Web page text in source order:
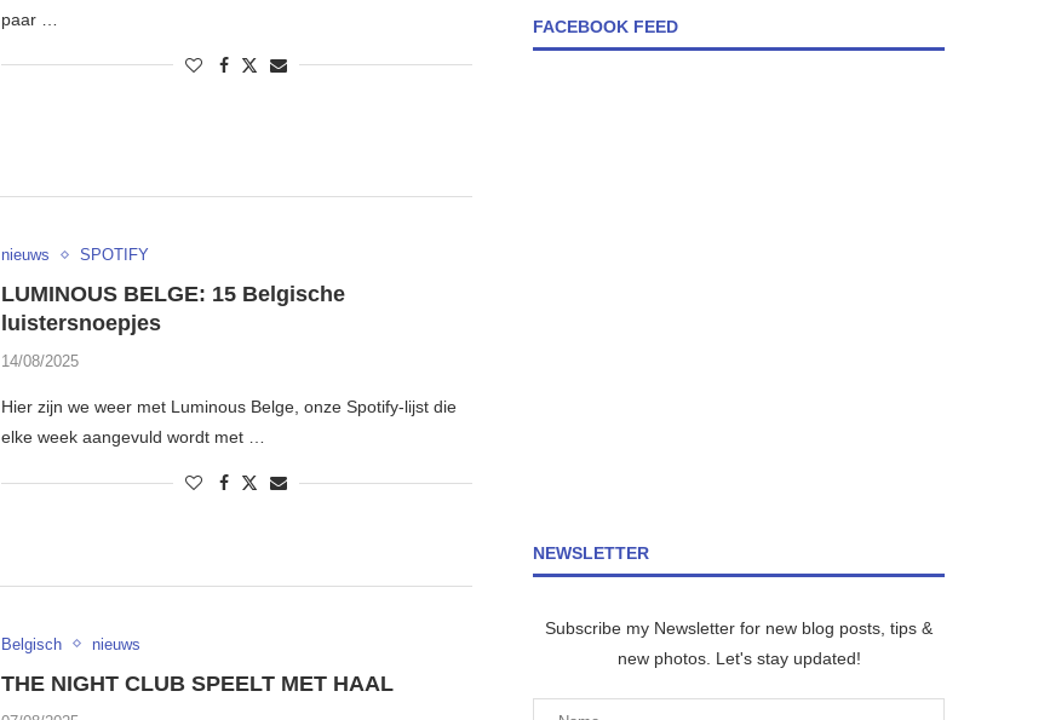
paar …
nieuws SPOTIFY
LUMINOUS BELGE: 15 Belgische
luistersnoepjes
14/08/2025
Hier zijn we weer met Luminous Belge, onze Spotify-lijst die
elke week aangevuld wordt met …
Belgisch nieuws
THE NIGHT CLUB SPEELT MET HAAL
FACEBOOK FEED
NEWSLETTER
Subscribe my Newsletter for new blog posts, tips &
new photos. Let's stay updated!